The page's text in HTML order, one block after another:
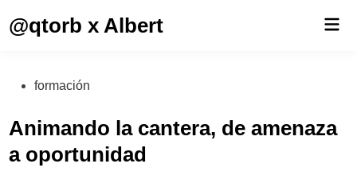
@qtorb x Albert
Publicado
formación
Animando la cantera, de amenaza
a oportunidad